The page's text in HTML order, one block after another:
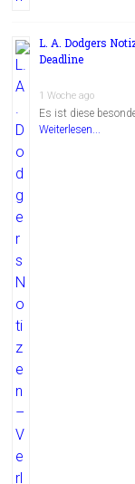
L. A. Dodgers
Deadline
1 Woche ago
Es ist diese
Weiterlesen...